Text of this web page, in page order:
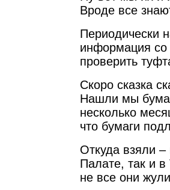
Вроде все
Периодически
информация со
проверить
Скоро сказка
Нашли мы
несколько
что бумаги
Откуда взяли –
Палате, так и
не все они